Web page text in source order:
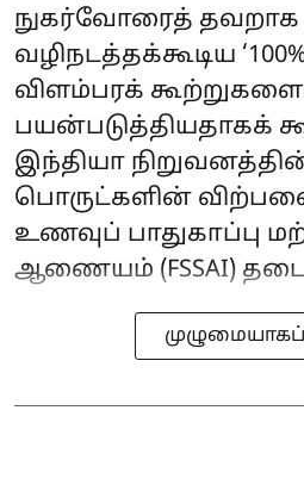
நுகர்வோரைத் தவறாக
வழிநடத்தக்கூடிய
விளம்பரக்
பயன்படுத்தியதாகக்
இந்தியா
பொருட்களின்
உணவுப் பாதுகாப்பு
ஆணையம் (FSSAI)
முழுமையாகப்